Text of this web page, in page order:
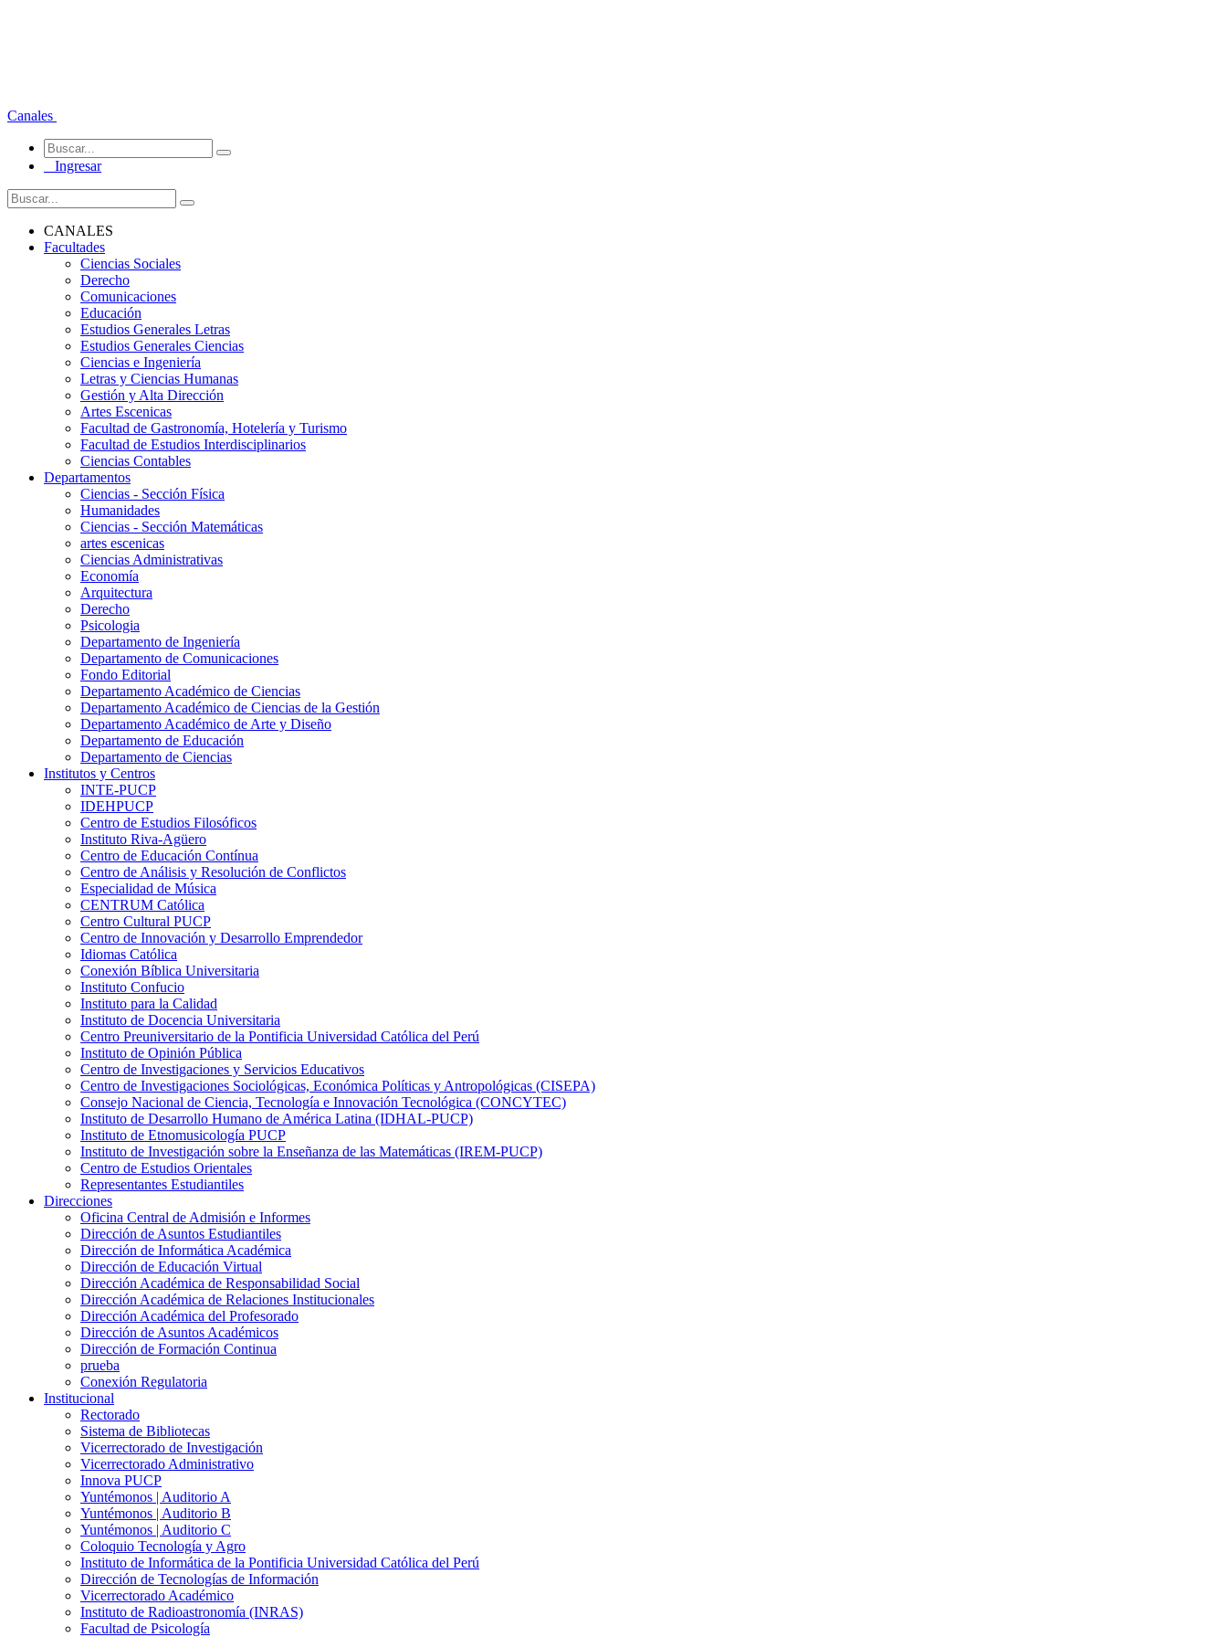
Canales
Ingresar
CANALES
Facultades
Ciencias Sociales
Derecho
Comunicaciones
Educación
Estudios Generales Letras
Estudios Generales Ciencias
Ciencias e Ingeniería
Letras y Ciencias Humanas
Gestión y Alta Dirección
Artes Escenicas
Facultad de Gastronomía, Hotelería y Turismo
Facultad de Estudios Interdisciplinarios
Ciencias Contables
Departamentos
Ciencias - Sección Física
Humanidades
Ciencias - Sección Matemáticas
artes escenicas
Ciencias Administrativas
Economía
Arquitectura
Derecho
Psicologia
Departamento de Ingeniería
Departamento de Comunicaciones
Fondo Editorial
Departamento Académico de Ciencias
Departamento Académico de Ciencias de la Gestión
Departamento Académico de Arte y Diseño
Departamento de Educación
Departamento de Ciencias
Institutos y Centros
INTE-PUCP
IDEHPUCP
Centro de Estudios Filosóficos
Instituto Riva-Agüero
Centro de Educación Contínua
Centro de Análisis y Resolución de Conflictos
Especialidad de Música
CENTRUM Católica
Centro Cultural PUCP
Centro de Innovación y Desarrollo Emprendedor
Idiomas Católica
Conexión Bíblica Universitaria
Instituto Confucio
Instituto para la Calidad
Instituto de Docencia Universitaria
Centro Preuniversitario de la Pontificia Universidad Católica del Perú
Instituto de Opinión Pública
Centro de Investigaciones y Servicios Educativos
Centro de Investigaciones Sociológicas, Económica Políticas y Antropológicas (CISEPA)
Consejo Nacional de Ciencia, Tecnología e Innovación Tecnológica (CONCYTEC)
Instituto de Desarrollo Humano de América Latina (IDHAL-PUCP)
Instituto de Etnomusicología PUCP
Instituto de Investigación sobre la Enseñanza de las Matemáticas (IREM-PUCP)
Centro de Estudios Orientales
Representantes Estudiantiles
Direcciones
Oficina Central de Admisión e Informes
Dirección de Asuntos Estudiantiles
Dirección de Informática Académica
Dirección de Educación Virtual
Dirección Académica de Responsabilidad Social
Dirección Académica de Relaciones Institucionales
Dirección Académica del Profesorado
Dirección de Asuntos Académicos
Dirección de Formación Continua
prueba
Conexión Regulatoria
Institucional
Rectorado
Sistema de Bibliotecas
Vicerrectorado de Investigación
Vicerrectorado Administrativo
Innova PUCP
Yuntémonos | Auditorio A
Yuntémonos | Auditorio B
Yuntémonos | Auditorio C
Coloquio Tecnología y Agro
Instituto de Informática de la Pontificia Universidad Católica del Perú
Dirección de Tecnologías de Información
Vicerrectorado Académico
Instituto de Radioastronomía (INRAS)
Facultad de Psicología